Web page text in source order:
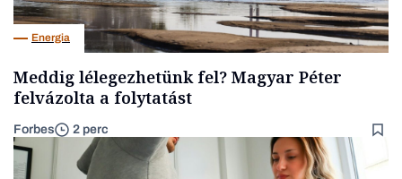
Energia
Meddig lélegezhetünk fel? Magyar Péter
felvázolta a folytatást
Forbes 2 perc